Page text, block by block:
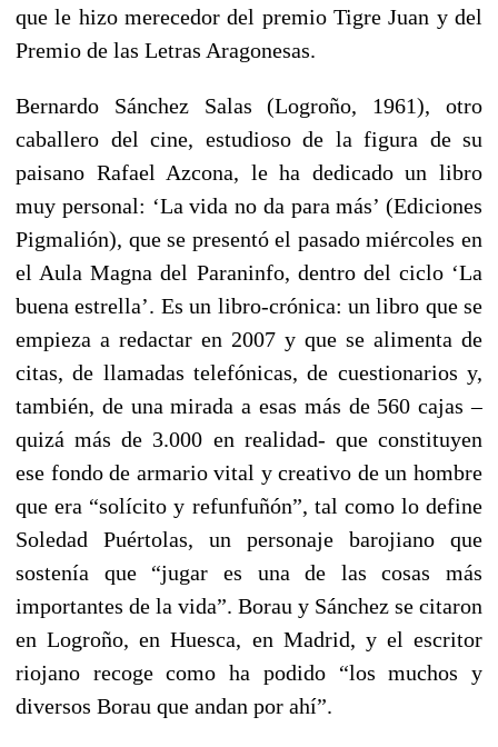
que le hizo merecedor del premio Tigre Juan y del
Premio de las Letras Aragonesas.
Bernardo Sánchez Salas (Logroño, 1961), otro
caballero del cine, estudioso de la figura de su
paisano Rafael Azcona, le ha dedicado un libro
muy personal: ‘La vida no da para más’ (Ediciones
Pigmalión), que se presentó el pasado miércoles en
el Aula Magna del Paraninfo, dentro del ciclo ‘La
buena estrella’. Es un libro-crónica: un libro que se
empieza a redactar en 2007 y que se alimenta de
citas, de llamadas telefónicas, de cuestionarios y,
también, de una mirada a esas más de 560 cajas –
quizá más de 3.000 en realidad- que constituyen
ese fondo de armario vital y creativo de un hombre
que era “solícito y refunfuñón”, tal como lo define
Soledad Puértolas, un personaje barojiano que
sostenía que “jugar es una de las cosas más
importantes de la vida”. Borau y Sánchez se citaron
en Logroño, en Huesca, en Madrid, y el escritor
riojano recoge como ha podido “los muchos y
diversos Borau que andan por ahí”.